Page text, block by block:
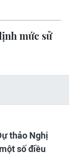
mức sử
thảo Nghị
số điều